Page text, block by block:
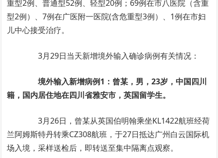
重型2例、普通型52例、轻型20例；69例在市八医院（含重
型2例）、7例在广医附一医院(含危重型3例）、1例在市妇
儿中心接受治疗。
3月29日当天新增境外输入确诊病例有关情况：
境外输入新增病例1：曾某，男，23岁，中国四川
籍，国内居住地在四川省雅安市，英国留学生。
3月26日，曾某从英国伯明翰乘坐KL1422航班经荷
兰阿姆斯特丹转乘CZ308航班，于27日抵达广州白云国际机
场入境，采样送检后，即转送至集中隔离点观察。